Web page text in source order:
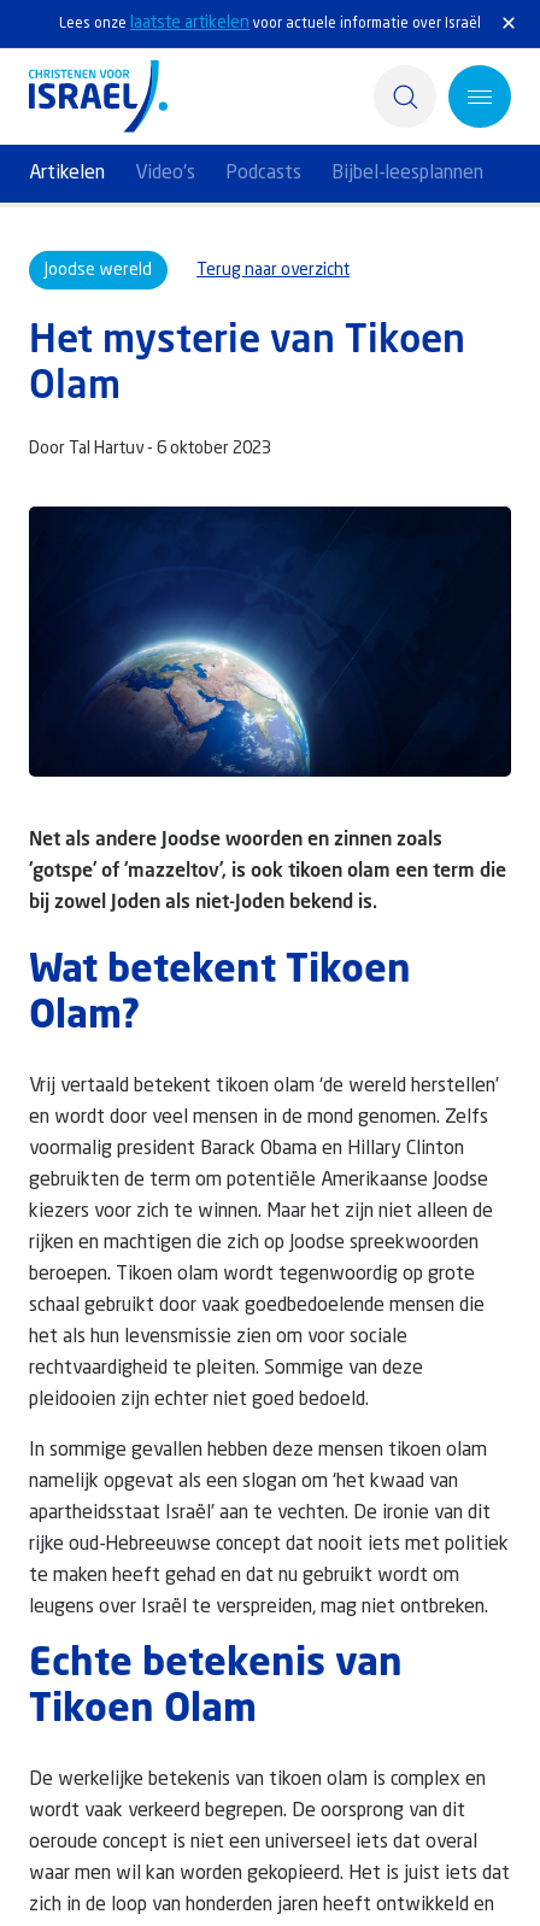
Lees onze laatste artikelen voor actuele informatie over Israël
Artikelen Video's Podcasts Bijbel-leesplannen
Actief
Ontdek
Steun Israël
Doneer
Joodse wereld Terug naar overzicht
Het mysterie van Tikoen
Olam
Door Tal Hartuv - 6 oktober 2023
Net als andere Joodse woorden en zinnen zoals
‘gotspe’ of ‘mazzeltov’, is ook tikoen olam een term die
bij zowel Joden als niet-Joden bekend is.
Wat betekent Tikoen
Olam?
Vrij vertaald betekent tikoen olam ‘de wereld herstellen’
en wordt door veel mensen in de mond genomen. Zelfs
voormalig president Barack Obama en Hillary Clinton
gebruikten de term om potentiële Amerikaanse Joodse
kiezers voor zich te winnen. Maar het zijn niet alleen de
rijken en machtigen die zich op Joodse spreekwoorden
beroepen. Tikoen olam wordt tegenwoordig op grote
schaal gebruikt door vaak goedbedoelende mensen die
het als hun levensmissie zien om voor sociale
rechtvaardigheid te pleiten. Sommige van deze
pleidooien zijn echter niet goed bedoeld.
In sommige gevallen hebben deze mensen tikoen olam
namelijk opgevat als een slogan om ‘het kwaad van
apartheidsstaat Israël’ aan te vechten. De ironie van dit
rijke oud-Hebreeuwse concept dat nooit iets met politiek
te maken heeft gehad en dat nu gebruikt wordt om
leugens over Israël te verspreiden, mag niet ontbreken.
Echte betekenis van
Tikoen Olam
De werkelijke betekenis van tikoen olam is complex en
wordt vaak verkeerd begrepen. De oorsprong van dit
oeroude concept is niet een universeel iets dat overal
waar men wil kan worden gekopieerd. Het is juist iets dat
zich in de loop van honderden jaren heeft ontwikkeld en